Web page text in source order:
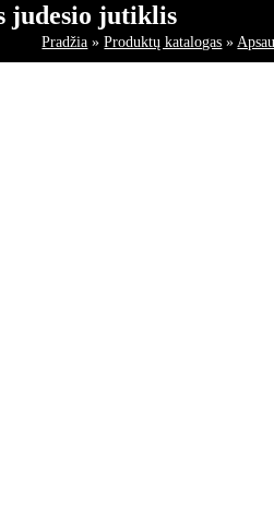
judesio jutiklis
Pradžia »Produktų katalogas »